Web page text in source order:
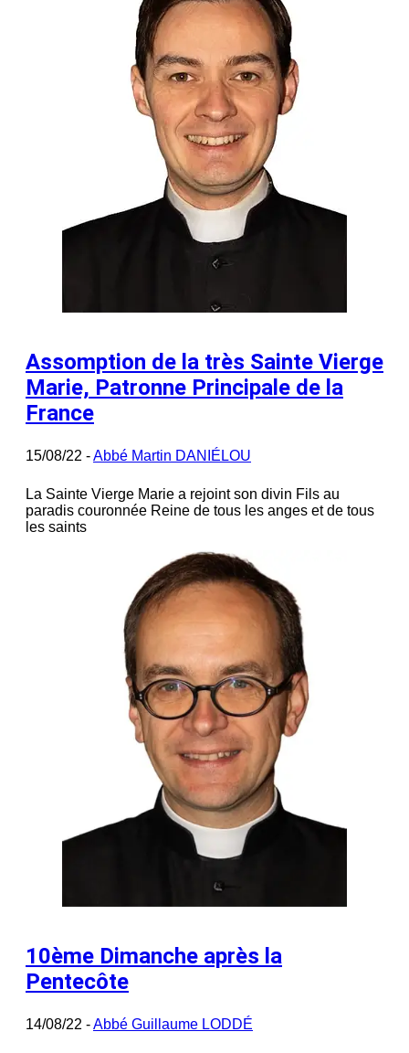
Assomption de la très Sainte Vierge
Marie, Patronne Principale de la
France
15/08/22 -Abbé Martin DANIÉLOU
La Sainte Vierge Marie a rejoint son divin Fils au
paradis couronnée Reine de tous les anges et de tous
les saints
10ème Dimanche après la
Pentecôte
14/08/22 -Abbé Guillaume LODDÉ